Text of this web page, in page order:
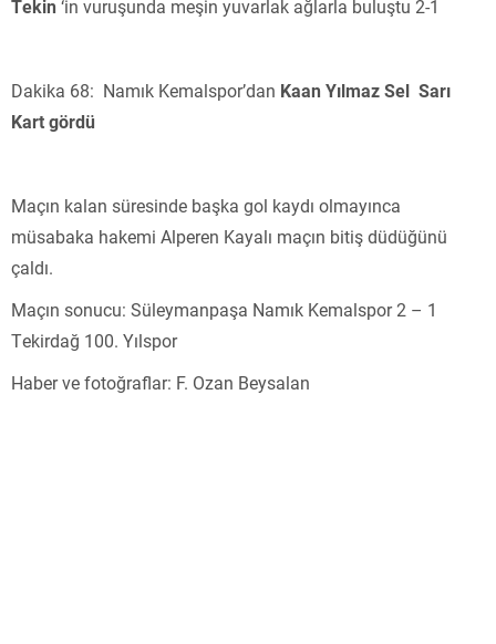
Tekin ‘in vuruşunda meşin yuvarlak ağlarla buluştu 2-1
Dakika 68: Namık Kemalspor’dan Kaan Yılmaz Sel Sarı
Kart gördü
Maçın kalan süresinde başka gol kaydı olmayınca
müsabaka hakemi Alperen Kayalı maçın bitiş düdüğünü
çaldı.
Maçın sonucu: Süleymanpaşa Namık Kemalspor 2 – 1
Tekirdağ 100. Yılspor
Haber ve fotoğraflar: F. Ozan Beysalan